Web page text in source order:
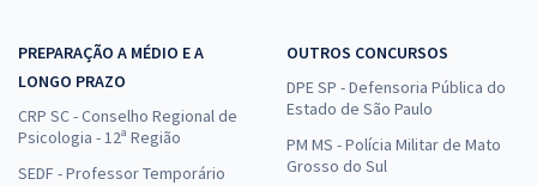
PREPARAÇÃO A MÉDIO E A
LONGO PRAZO
CRP SC - Conselho Regional de
Psicologia - 12ª Região
SEDF - Professor Temporário
OUTROS CONCURSOS
DPE SP - Defensoria Pública do
Estado de São Paulo
PM MS - Polícia Militar de Mato
Grosso do Sul